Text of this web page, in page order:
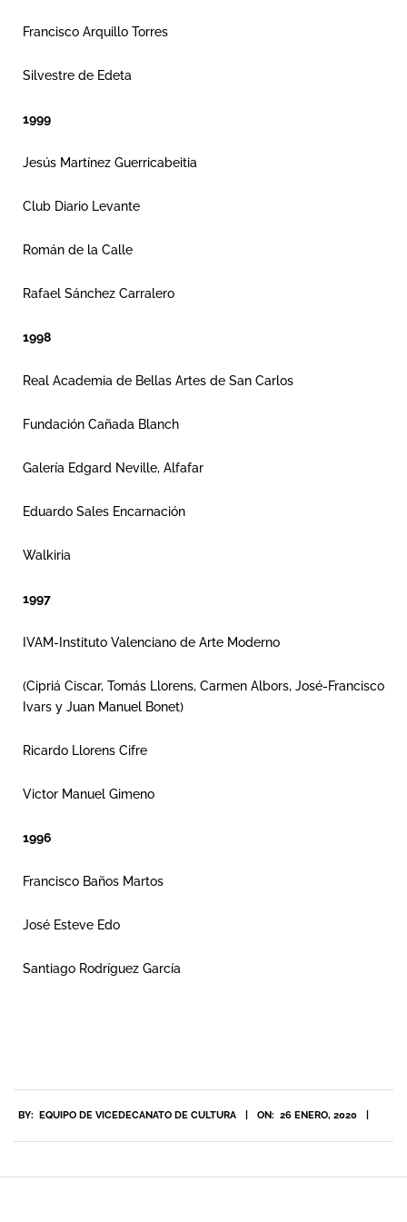
Francisco Arquillo Torres
Silvestre de Edeta
1999
Jesús Martínez Guerricabeitia
Club Diario Levante
Román de la Calle
Rafael Sánchez Carralero
1998
Real Academia de Bellas Artes de San Carlos
Fundación Cañada Blanch
Galería Edgard Neville, Alfafar
Eduardo Sales Encarnación
Walkiria
1997
IVAM-Instituto Valenciano de Arte Moderno
(Cipriá Ciscar, Tomás Llorens, Carmen Albors, José-Francisco
Ivars y Juan Manuel Bonet)
Ricardo Llorens Cifre
Victor Manuel Gimeno
1996
Francisco Baños Martos
José Esteve Edo
Santiago Rodríguez García
BY: EQUIPO DE VICEDECANATO DE CULTURA ON: 26 ENERO, 2020